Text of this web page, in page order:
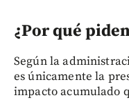
¿Por qué
Según la
es únicamente la
impacto acumulado